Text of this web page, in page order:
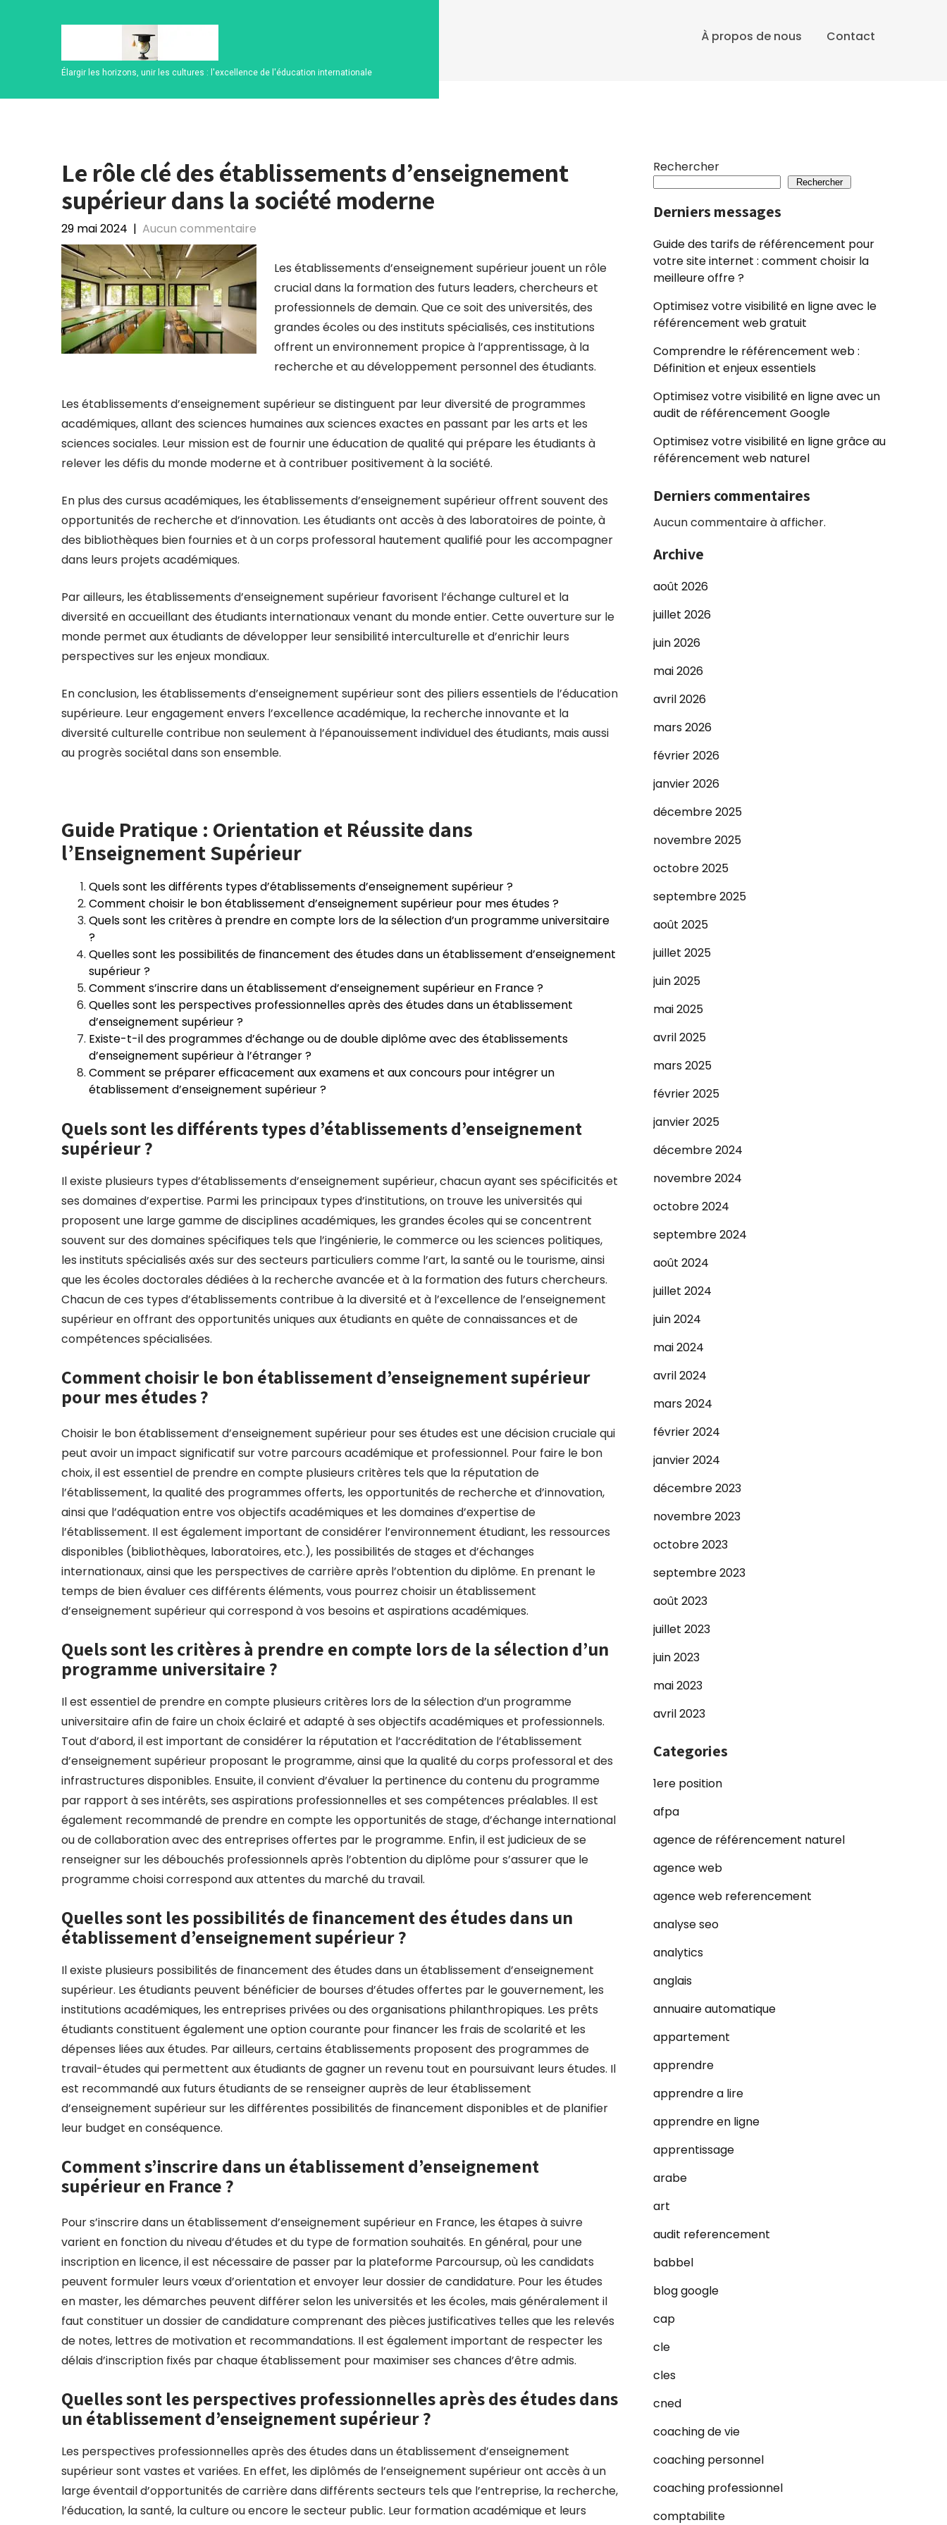
Élargir les horizons, unir les cultures : l'excellence de l'éducation internationale
À propos de nous Contact
Le rôle clé des établissements d’enseignement
supérieur dans la société moderne
29 mai 2024 | Aucun commentaire
Les établissements d’enseignement supérieur jouent un rôle
crucial dans la formation des futurs leaders, chercheurs et
professionnels de demain. Que ce soit des universités, des
grandes écoles ou des instituts spécialisés, ces institutions
offrent un environnement propice à l’apprentissage, à la
recherche et au développement personnel des étudiants.
Les établissements d’enseignement supérieur se distinguent par leur diversité de programmes
académiques, allant des sciences humaines aux sciences exactes en passant par les arts et les
sciences sociales. Leur mission est de fournir une éducation de qualité qui prépare les étudiants à
relever les défis du monde moderne et à contribuer positivement à la société.
En plus des cursus académiques, les établissements d’enseignement supérieur offrent souvent des
opportunités de recherche et d’innovation. Les étudiants ont accès à des laboratoires de pointe, à
des bibliothèques bien fournies et à un corps professoral hautement qualifié pour les accompagner
dans leurs projets académiques.
Par ailleurs, les établissements d’enseignement supérieur favorisent l’échange culturel et la
diversité en accueillant des étudiants internationaux venant du monde entier. Cette ouverture sur le
monde permet aux étudiants de développer leur sensibilité interculturelle et d’enrichir leurs
perspectives sur les enjeux mondiaux.
En conclusion, les établissements d’enseignement supérieur sont des piliers essentiels de l’éducation
supérieure. Leur engagement envers l’excellence académique, la recherche innovante et la
diversité culturelle contribue non seulement à l’épanouissement individuel des étudiants, mais aussi
au progrès sociétal dans son ensemble.
Guide Pratique : Orientation et Réussite dans
l’Enseignement Supérieur
Quels sont les différents types d’établissements d’enseignement supérieur ?
Comment choisir le bon établissement d’enseignement supérieur pour mes études ?
Quels sont les critères à prendre en compte lors de la sélection d’un programme universitaire
?
Quelles sont les possibilités de financement des études dans un établissement d’enseignement
supérieur ?
Comment s’inscrire dans un établissement d’enseignement supérieur en France ?
Quelles sont les perspectives professionnelles après des études dans un établissement
d’enseignement supérieur ?
Existe-t-il des programmes d’échange ou de double diplôme avec des établissements
d’enseignement supérieur à l’étranger ?
Comment se préparer efficacement aux examens et aux concours pour intégrer un
établissement d’enseignement supérieur ?
Quels sont les différents types d’établissements d’enseignement
supérieur ?
Il existe plusieurs types d’établissements d’enseignement supérieur, chacun ayant ses spécificités et
ses domaines d’expertise. Parmi les principaux types d’institutions, on trouve les universités qui
proposent une large gamme de disciplines académiques, les grandes écoles qui se concentrent
souvent sur des domaines spécifiques tels que l’ingénierie, le commerce ou les sciences politiques,
les instituts spécialisés axés sur des secteurs particuliers comme l’art, la santé ou le tourisme, ainsi
que les écoles doctorales dédiées à la recherche avancée et à la formation des futurs chercheurs.
Chacun de ces types d’établissements contribue à la diversité et à l’excellence de l’enseignement
supérieur en offrant des opportunités uniques aux étudiants en quête de connaissances et de
compétences spécialisées.
Comment choisir le bon établissement d’enseignement supérieur
pour mes études ?
Choisir le bon établissement d’enseignement supérieur pour ses études est une décision cruciale qui
peut avoir un impact significatif sur votre parcours académique et professionnel. Pour faire le bon
choix, il est essentiel de prendre en compte plusieurs critères tels que la réputation de
l’établissement, la qualité des programmes offerts, les opportunités de recherche et d’innovation,
ainsi que l’adéquation entre vos objectifs académiques et les domaines d’expertise de
l’établissement. Il est également important de considérer l’environnement étudiant, les ressources
disponibles (bibliothèques, laboratoires, etc.), les possibilités de stages et d’échanges
internationaux, ainsi que les perspectives de carrière après l’obtention du diplôme. En prenant le
temps de bien évaluer ces différents éléments, vous pourrez choisir un établissement
d’enseignement supérieur qui correspond à vos besoins et aspirations académiques.
Quels sont les critères à prendre en compte lors de la sélection d’un
programme universitaire ?
Il est essentiel de prendre en compte plusieurs critères lors de la sélection d’un programme
universitaire afin de faire un choix éclairé et adapté à ses objectifs académiques et professionnels.
Tout d’abord, il est important de considérer la réputation et l’accréditation de l’établissement
d’enseignement supérieur proposant le programme, ainsi que la qualité du corps professoral et des
infrastructures disponibles. Ensuite, il convient d’évaluer la pertinence du contenu du programme
par rapport à ses intérêts, ses aspirations professionnelles et ses compétences préalables. Il est
également recommandé de prendre en compte les opportunités de stage, d’échange international
ou de collaboration avec des entreprises offertes par le programme. Enfin, il est judicieux de se
renseigner sur les débouchés professionnels après l’obtention du diplôme pour s’assurer que le
programme choisi correspond aux attentes du marché du travail.
Quelles sont les possibilités de financement des études dans un
établissement d’enseignement supérieur ?
Il existe plusieurs possibilités de financement des études dans un établissement d’enseignement
supérieur. Les étudiants peuvent bénéficier de bourses d’études offertes par le gouvernement, les
institutions académiques, les entreprises privées ou des organisations philanthropiques. Les prêts
étudiants constituent également une option courante pour financer les frais de scolarité et les
dépenses liées aux études. Par ailleurs, certains établissements proposent des programmes de
travail-études qui permettent aux étudiants de gagner un revenu tout en poursuivant leurs études. Il
est recommandé aux futurs étudiants de se renseigner auprès de leur établissement
d’enseignement supérieur sur les différentes possibilités de financement disponibles et de planifier
leur budget en conséquence.
Comment s’inscrire dans un établissement d’enseignement
supérieur en France ?
Pour s’inscrire dans un établissement d’enseignement supérieur en France, les étapes à suivre
varient en fonction du niveau d’études et du type de formation souhaités. En général, pour une
inscription en licence, il est nécessaire de passer par la plateforme Parcoursup, où les candidats
peuvent formuler leurs vœux d’orientation et envoyer leur dossier de candidature. Pour les études
en master, les démarches peuvent différer selon les universités et les écoles, mais généralement il
faut constituer un dossier de candidature comprenant des pièces justificatives telles que les relevés
de notes, lettres de motivation et recommandations. Il est également important de respecter les
délais d’inscription fixés par chaque établissement pour maximiser ses chances d’être admis.
Quelles sont les perspectives professionnelles après des études dans
un établissement d’enseignement supérieur ?
Les perspectives professionnelles après des études dans un établissement d’enseignement
supérieur sont vastes et variées. En effet, les diplômés de l’enseignement supérieur ont accès à un
large éventail d’opportunités de carrière dans différents secteurs tels que l’entreprise, la recherche,
l’éducation, la santé, la culture ou encore le secteur public. Leur formation académique et leurs
Rechercher
Rechercher
Derniers messages
Guide des tarifs de référencement pour
votre site internet : comment choisir la
meilleure offre ?
Optimisez votre visibilité en ligne avec le
référencement web gratuit
Comprendre le référencement web :
Définition et enjeux essentiels
Optimisez votre visibilité en ligne avec un
audit de référencement Google
Optimisez votre visibilité en ligne grâce au
référencement web naturel
Derniers commentaires
Aucun commentaire à afficher.
Archive
août 2026
juillet 2026
juin 2026
mai 2026
avril 2026
mars 2026
février 2026
janvier 2026
décembre 2025
novembre 2025
octobre 2025
septembre 2025
août 2025
juillet 2025
juin 2025
mai 2025
avril 2025
mars 2025
février 2025
janvier 2025
décembre 2024
novembre 2024
octobre 2024
septembre 2024
août 2024
juillet 2024
juin 2024
mai 2024
avril 2024
mars 2024
février 2024
janvier 2024
décembre 2023
novembre 2023
octobre 2023
septembre 2023
août 2023
juillet 2023
juin 2023
mai 2023
avril 2023
Categories
1ere position
afpa
agence de référencement naturel
agence web
agence web referencement
analyse seo
analytics
anglais
annuaire automatique
appartement
apprendre
apprendre a lire
apprendre en ligne
apprentissage
arabe
art
audit referencement
babbel
blog google
cap
cle
cles
cned
coaching de vie
coaching personnel
coaching professionnel
comptabilite